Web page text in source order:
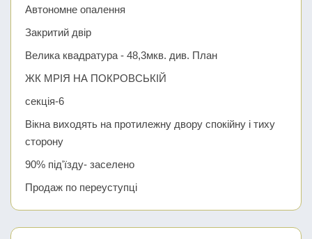
Автономне опалення
Закритий двір
Велика квадратура - 48,3мкв. див. План
ЖК МРІЯ НА ПОКРОВСЬКІЙ
секція-6
Вікна виходять на протилежну двору спокійну і тиху
сторону
90% під'їзду- заселено
Продаж по переуступці